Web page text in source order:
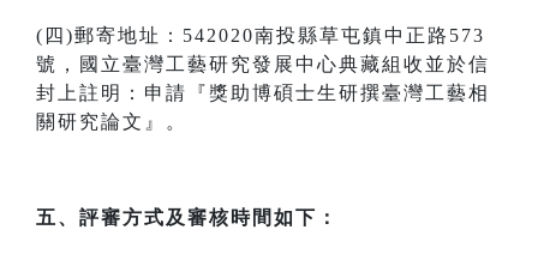
(四)郵寄地址：542020南投縣草屯鎮中正路573
號，國立臺灣工藝研究發展中心典藏組收並於信
封上註明：申請『獎助博碩士生研撰臺灣工藝相
關研究論文』。
五、評審方式及審核時間如下：